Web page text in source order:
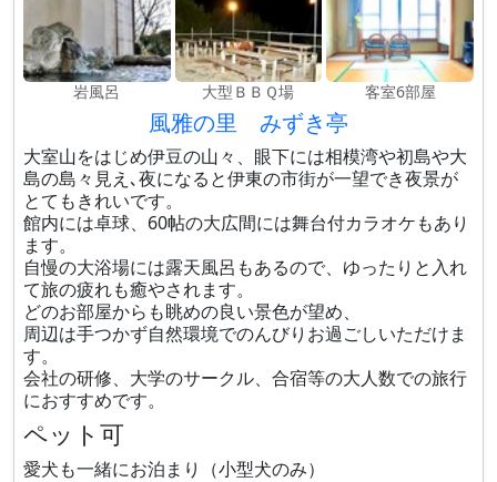
岩風呂 大型ＢＢＱ場 客室6部屋
風雅の里 みずき亭
大室山をはじめ伊豆の山々、眼下には相模湾や初島や大
島の島々見え､夜になると伊東の市街が一望でき夜景が
とてもきれいです。
館内には卓球、60帖の大広間には舞台付カラオケもあり
ます。
自慢の大浴場には露天風呂もあるので、ゆったりと入れ
て旅の疲れも癒やされます。
どのお部屋からも眺めの良い景色が望め、
周辺は手つかず自然環境でのんびりお過ごしいただけま
す。
会社の研修、大学のサークル、合宿等の大人数での旅行
におすすめです。
ペット可
愛犬も一緒にお泊まり（小型犬のみ）